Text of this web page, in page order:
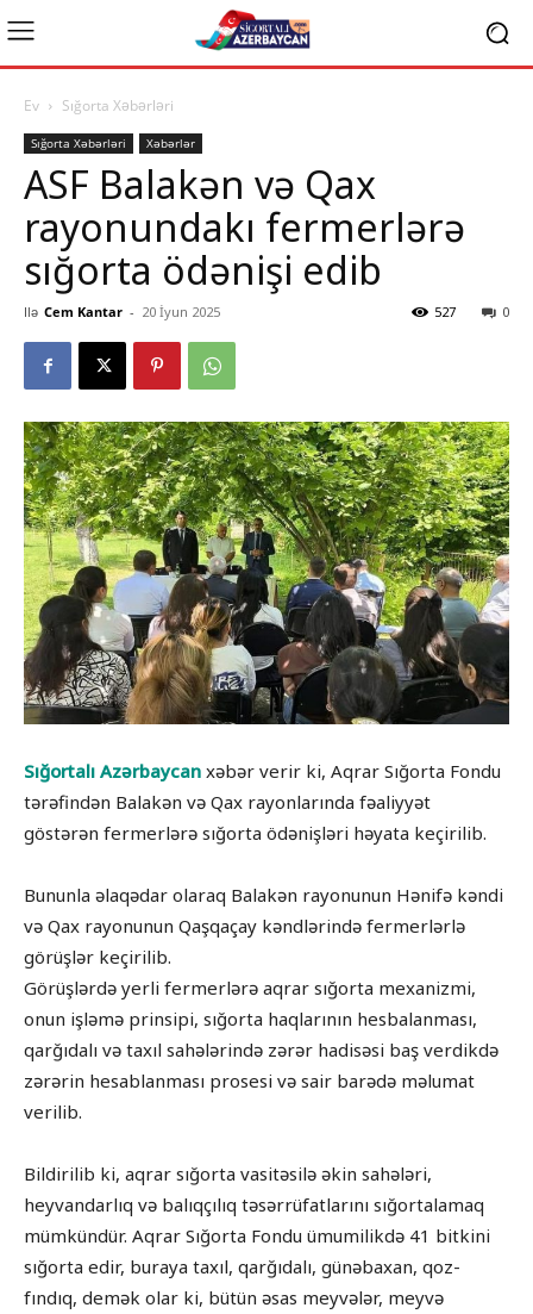
Ev Sığorta Xəbərləri
Sığorta Xəbərləri Xəbərlər
ASF Balakən və Qax
rayonundakı fermerlərə
sığorta ödənişi edib
Ilə Cem Kantar - 20 İyun 2025 0
527
Sığortalı Azərbaycan xəbər verir ki, Aqrar Sığorta Fondu
tərəfindən Balakən və Qax rayonlarında fəaliyyət
göstərən fermerlərə sığorta ödənişləri həyata keçirilib.
Bununla əlaqədar olaraq Balakən rayonunun Hənifə kəndi
və Qax rayonunun Qaşqaçay kəndlərində fermerlərlə
görüşlər keçirilib.
Görüşlərdə yerli fermerlərə aqrar sığorta mexanizmi,
onun işləmə prinsipi, sığorta haqlarının hesbalanması,
qarğıdalı və taxıl sahələrində zərər hadisəsi baş verdikdə
zərərin hesablanması prosesi və sair barədə məlumat
verilib.
Bildirilib ki, aqrar sığorta vasitəsilə əkin sahələri,
heyvandarlıq və balıqçılıq təsərrüfatlarını sığortalamaq
mümkündür. Aqrar Sığorta Fondu ümumilikdə 41 bitkini
sığorta edir, buraya taxıl, qarğıdalı, günəbaxan, qoz-
fındıq, demək olar ki, bütün əsas meyvələr, meyvə